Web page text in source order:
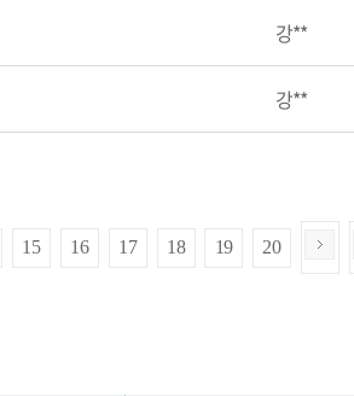
강**
강**
15 16 17 18 19 20